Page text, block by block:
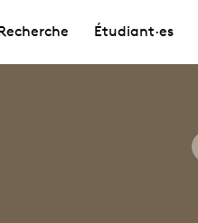
Étudiant·es